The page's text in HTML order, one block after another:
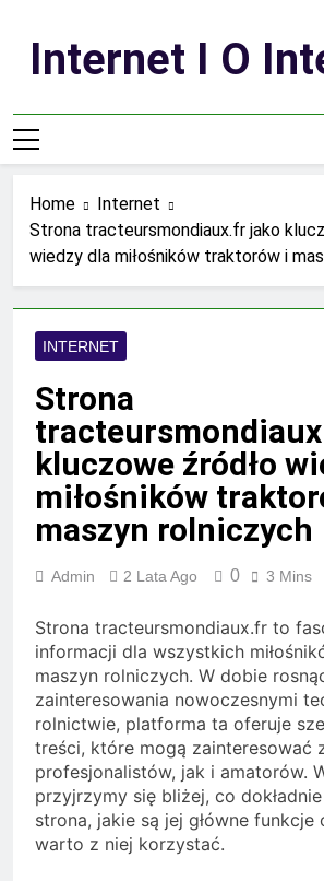
contentInternet I O
Home
Internet
Strona tracteursmondiaux.fr jako
wiedzy dla miłośników traktorów i
INTERNET
Strona
kluczowe źródło
miłośników
maszyn rolniczych
Admin 2 Lata Ago 0 3 Mins
Strona tracteursmondiaux.fr to
informacji dla wszystkich
maszyn rolniczych. W dobie
zainteresowania nowoczesnymi
rolnictwie, platforma ta oferuje
treści, które mogą zainteresować
profesjonalistów, jak i amatorów.
przyjrzymy się bliżej, co
strona, jakie są jej główne funkcje
warto z niej korzystać.